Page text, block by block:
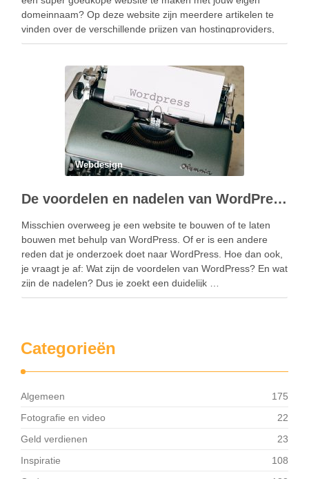
domeinnaam? Op deze website zijn meerdere artikelen te
vinden over de verschillende prijzen van hostingproviders,
over het …
Webdesign
De voordelen en nadelen van WordPress
Misschien overweeg je een website te bouwen of te laten
bouwen met behulp van WordPress. Of er is een andere
reden dat je onderzoek doet naar WordPress. Hoe dan ook,
je vraagt je af: Wat zijn de voordelen van WordPress? En wat
zijn de nadelen? Dus je zoekt een duidelijk …
Categorieën
Algemeen
175
Fotografie en video
22
Geld verdienen
23
Inspiratie
108